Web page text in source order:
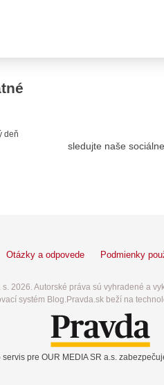
deň
sledujte naše
Otázky a odpovede Podmienky
s. 2026. Autorské práva sú vyhradené a
systém Blog.Pravda.sk beží na
servis pre OUR MEDIA SR a.s.